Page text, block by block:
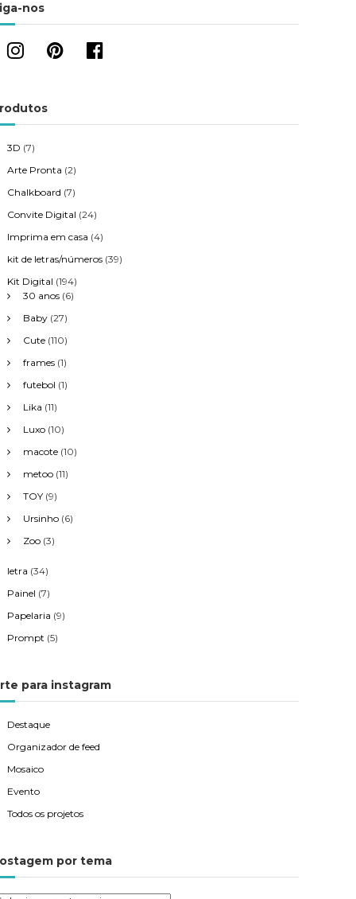
nos
3D (7)
Arte Pronta (2)
Chalkboard (7)
Convite Digital (24)
Imprima em casa (4)
kit de letras/números (39)
Kit Digital (194)
30 anos (6)
Baby (27)
Cute (110)
frames (1)
futebol (1)
Lika (11)
Luxo (10)
macote (10)
metoo (11)
TOY (9)
Ursinho (6)
Zoo (3)
letra (34)
Painel (7)
Papelaria (9)
Prompt (5)
para instagram
Destaque
Organizador de feed
Mosaico
Evento
Todos os projetos
por tema